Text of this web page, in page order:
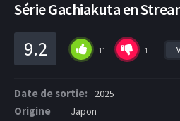
Série Gachiakuta en
9.2 11 1
Date de sortie: 2025
Origine Japon